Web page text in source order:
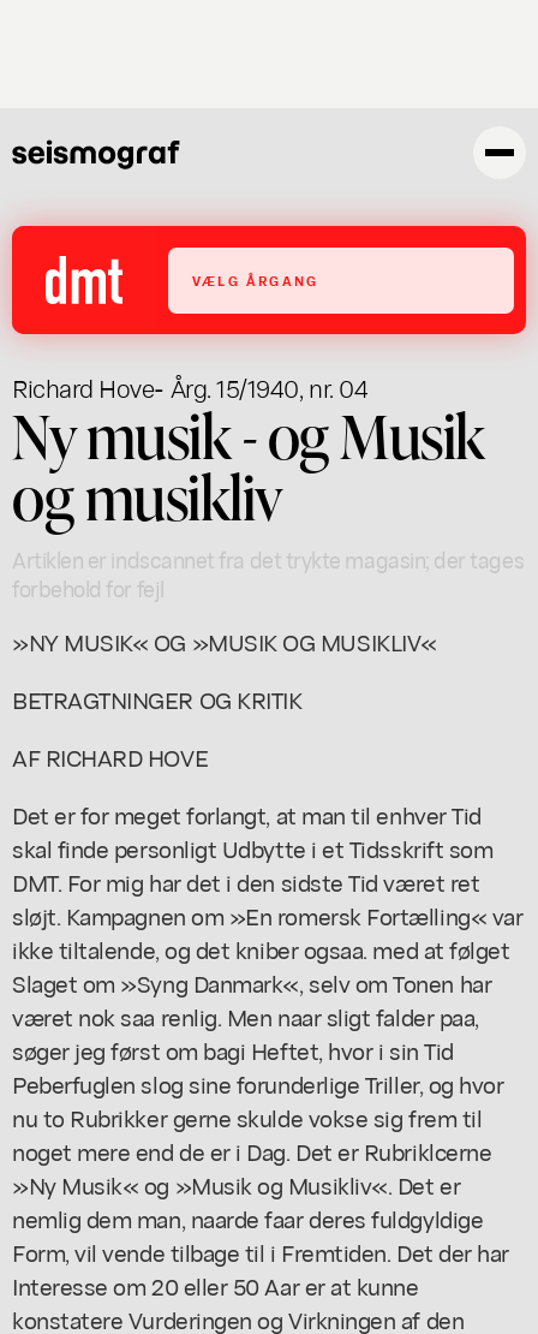
VÆLG ÅRGANG
Richard Hove- Årg. 15/1940, nr. 04
Ny musik - og Musik
og musikliv
Artiklen er indscannet fra det trykte magasin; der tages
forbehold for fejl
»NY MUSIK« OG »MUSIK OG MUSIKLIV«
BETRAGTNINGER OG KRITIK
AF RICHARD HOVE
Det er for meget forlangt, at man til enhver Tid
skal finde personligt Udbytte i et Tidsskrift som
DMT. For mig har det i den sidste Tid været ret
sløjt. Kampagnen om »En romersk Fortælling« var
ikke tiltalende, og det kniber ogsaa. med at følget
Slaget om »Syng Danmark«, selv om Tonen har
været nok saa renlig. Men naar sligt falder paa,
søger jeg først om bagi Heftet, hvor i sin Tid
Peberfuglen slog sine forunderlige Triller, og hvor
nu to Rubrikker gerne skulde vokse sig frem til
noget mere end de er i Dag. Det er Rubriklcerne
»Ny Musik« og »Musik og Musikliv«. Det er
nemlig dem man, naarde faar deres fuldgyldige
Form, vil vende tilbage til i Fremtiden. Det der har
Interesse om 20 eller 50 Aar er at kunne
konstatere Vurderingen og Virkningen af den